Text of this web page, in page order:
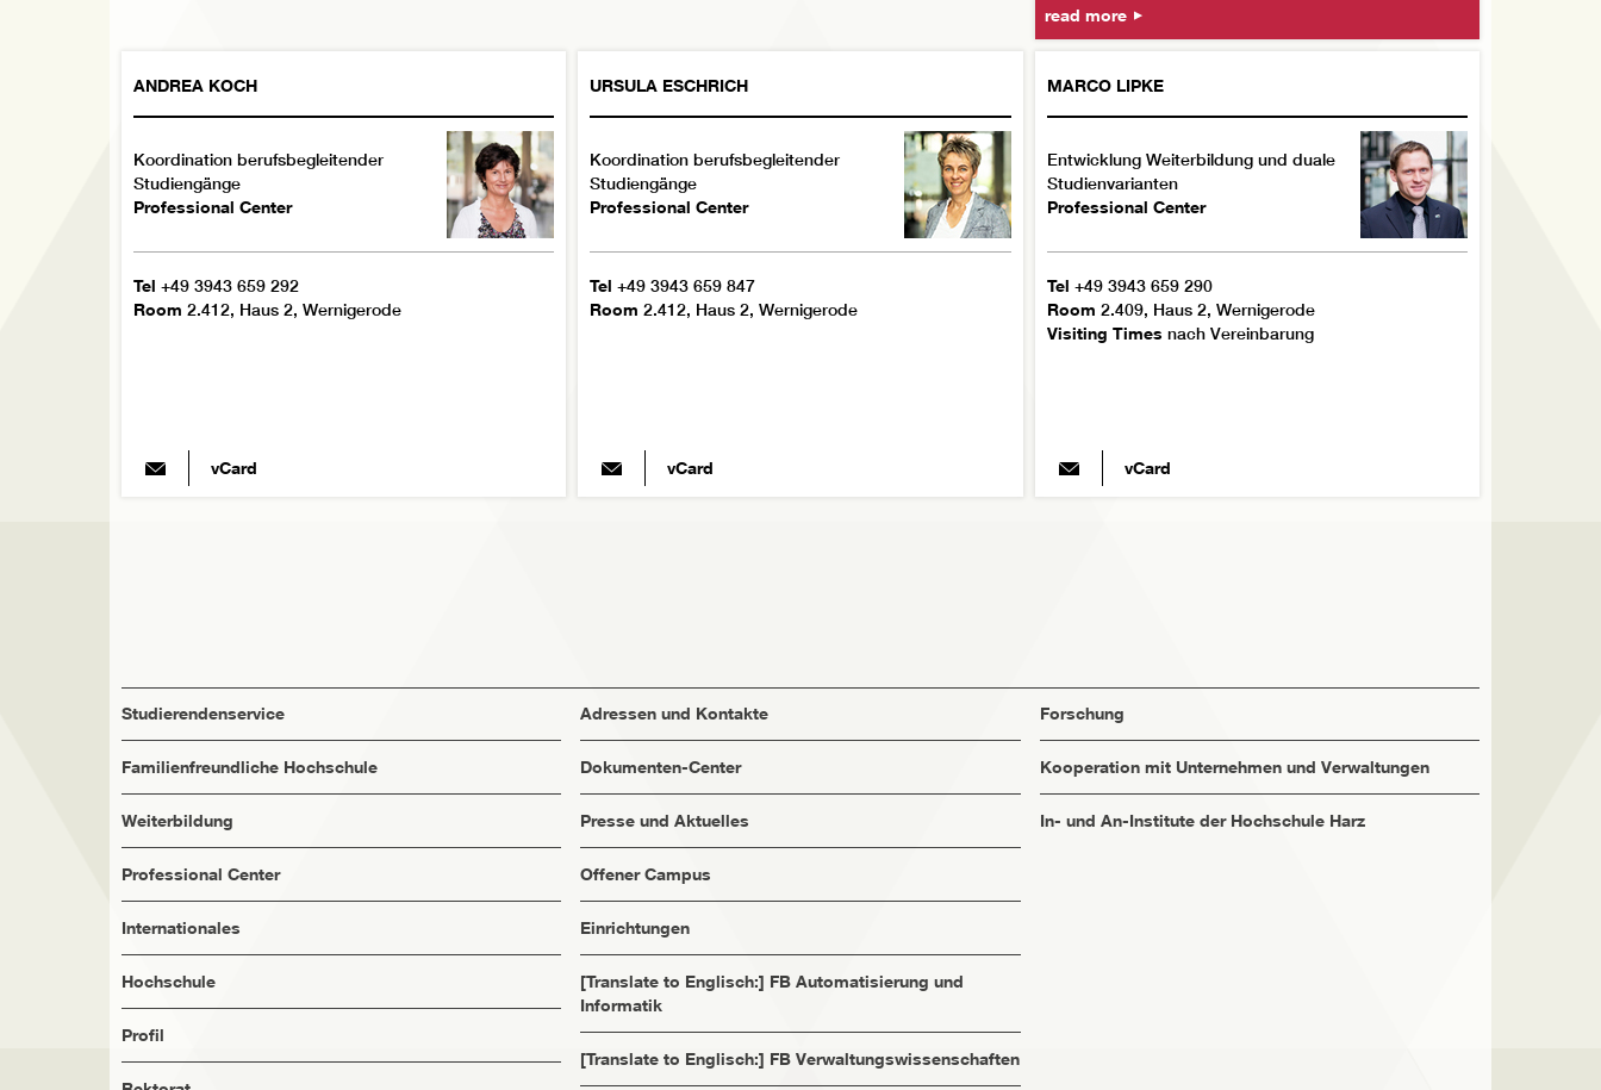
read more
ANDREA KOCH
Koordination berufsbegleitender
Studiengänge
Professional Center
Tel +49 3943 659 292
Room 2.412, Haus 2, Wernigerode
vCard
URSULA ESCHRICH
Koordination berufsbegleitender
Studiengänge
Professional Center
Tel+49 3943 659 847
Room2.412, Haus 2, Wernigerode
vCard
MARCO LIPKE
Entwicklung Weiterbildung und duale
Studienvarianten
Professional Center
Tel +49 3943 659 290
Room 2.409, Haus 2, Wernigerode
Visiting Times nach Vereinbarung
vCard
Studierendenservice
Familienfreundliche Hochschule
Weiterbildung
Professional Center
Internationales
Hochschule
Profil
Adressen und Kontakte
Dokumenten-Center
Presse und Aktuelles
Offener Campus
Einrichtungen
[Translate to Englisch:] FB Automatisierung und
Informatik
[Translate to Englisch:] FB Verwaltungswissenschaften
Forschung
Kooperation mit Unternehmen und Verwaltungen
In- und An-Institute der Hochschule Harz